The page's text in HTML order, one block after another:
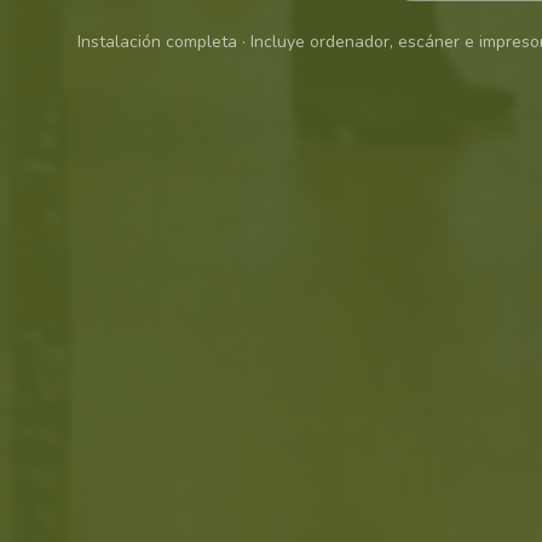
Instalación completa · Incluye ordenador, escáner e